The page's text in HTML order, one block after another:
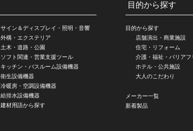
サイン＆ディスプレイ・照明・音響
外構・エクステリア
土木・道路・公園
ソフト関連・営業支援ツール
キッチン・バスルーム設備機器
衛生設備機器
冷暖房・空調設備機器
給排水設備機器
建材用語から探す
目的から探す
目的から探す
店舗演出・商業施設
住宅・リフォーム
介護・福祉・バリアフ
ホテル・公共施設
大人のこだわり
メーカー一覧
新着製品